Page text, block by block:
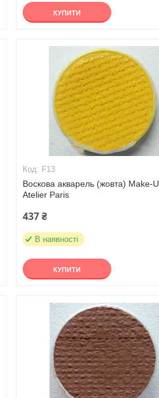
КУПИТИ
F13
Воскова акварель (жовта) Make-
Atelier Paris
437 ₴
В наявності
КУПИТИ